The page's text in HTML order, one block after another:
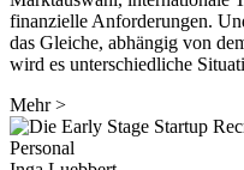
finanzielle Anforderungen.
das Gleiche, abhängig von
wird es unterschiedliche
Mehr>
Personal